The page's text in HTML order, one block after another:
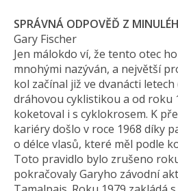
SPRÁVNÁ ODPOVĚĎ Z
Gary Fischer
Jen málokdo ví, že tento otec
mnohými nazýván, a největší
kol začínal již ve dvanácti letech
dráhovou cyklistikou a od roku
koketoval i s cyklokrosem. K
kariéry došlo v roce 1968 díky
o délce vlasů, které měl podle
Toto pravidlo bylo zrušeno
pokračovaly Garyho závodní